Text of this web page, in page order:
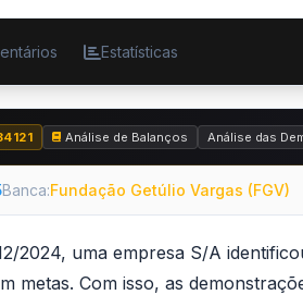
Estatísticas
Análise de Balanços Análise das
Banca:Fundação Getúlio Vargas (FGV)
2024, uma empresa S/A
metas. Com isso, as